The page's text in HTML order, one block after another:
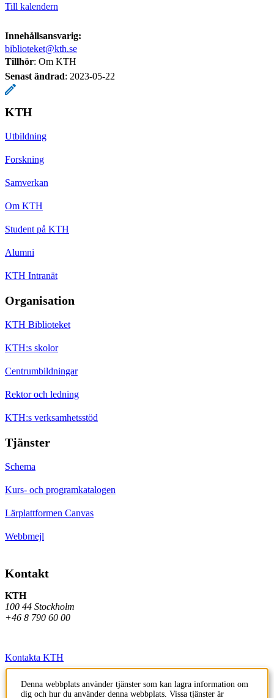
Till kalendern
Innehållsansvarig:
biblioteket@kth.se
Tillhör: Om KTH
Senast ändrad: 2023-05-22
KTH
Utbildning
Forskning
Samverkan
Om KTH
Student på KTH
Alumni
KTH Intranät
Organisation
KTH Biblioteket
KTH:s skolor
Centrumbildningar
Rektor och ledning
KTH:s verksamhetsstöd
Tjänster
Schema
Kurs- och programkatalogen
Lärplattformen Canvas
Webbmejl
Kontakt
KTH
100 44 Stockholm
+46 8 790 60 00
Kontakta KTH
Jobba på KTH
Denna webbplats använder tjänster som kan lagra information om
dig och hur du använder denna webbplats. Vissa tjänster är